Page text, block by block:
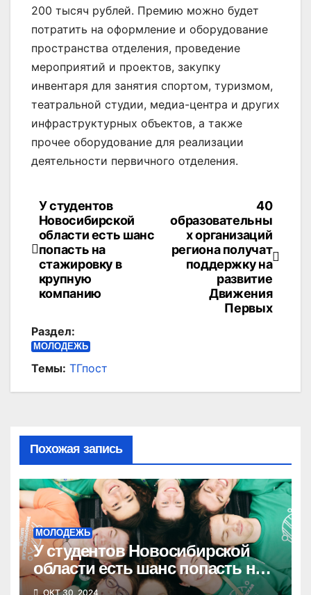
200 тысяч рублей. Премию можно будет
потратить на оформление и оборудование
пространства отделения, проведение
мероприятий и проектов, закупку
инвентаря для занятия спортом, туризмом,
театральной студии, медиа-центра и других
инфраструктурных объектов, а также
прочее оборудование для реализации
деятельности первичного отделения.
Навигация
по
записям
40
образовательны
х организаций
региона получат
поддержку на
развитие
Движения
Первых
У студентов
Новосибирской
области есть шанс
попасть на
стажировку в
крупную
компанию
Раздел:
МОЛОДЕЖЬ
Темы: ТГпост
Похожая запись
МОЛОДЕЖЬ
У студентов Новосибирской
области есть шанс попасть на
стажировку в крупную
ОКТ 30, 2024